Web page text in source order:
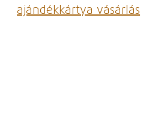
ajándékkártya vásárlás